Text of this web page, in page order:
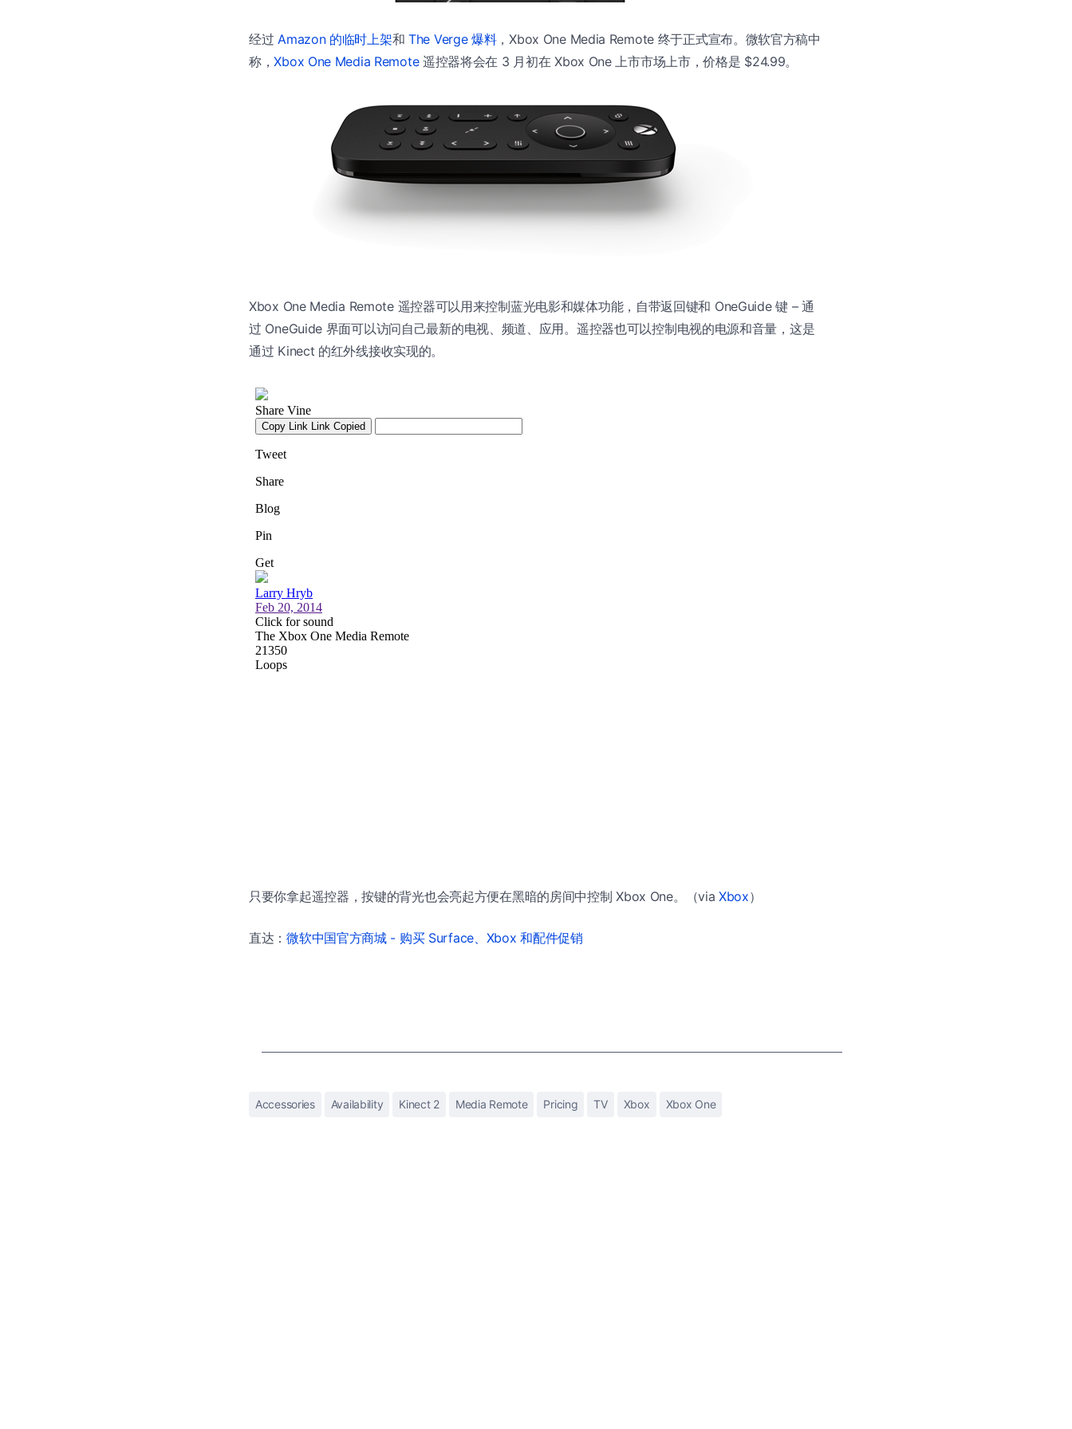
经过 Amazon 的临时上架和 The Verge 爆料，Xbox One Media Remote 终于正式宣布。微软官方稿中
称，Xbox One Media Remote遥控器将会在 3 月初在 Xbox One 上市市场上市，价格是 $24.99。
Xbox One Media Remote 遥控器可以用来控制蓝光电影和媒体功能，自带返回键和 OneGuide 键 – 通
过 OneGuide 界面可以访问自己最新的电视、频道、应用。遥控器也可以控制电视的电源和音量，这是
通过 Kinect 的红外线接收实现的。
只要你拿起遥控器，按键的背光也会亮起方便在黑暗的房间中控制 Xbox One。（viaXbox）
直达：微软中国官方商城 - 购买 Surface、Xbox 和配件促销
Accessories Availability Kinect 2 Media Remote Pricing TV Xbox Xbox One